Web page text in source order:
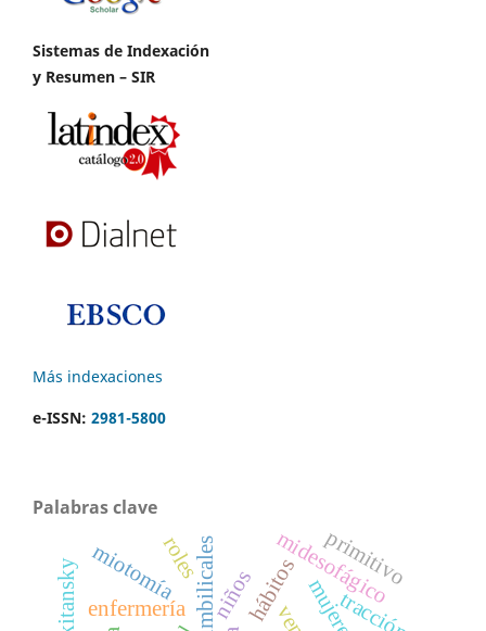
Sistemas de Indexación
y Resumen – SIR
Más indexaciones
e-ISSN: 2981-5800
Palabras clave
enfermería midesofágico
miotomía
tracción
niños
primitivo
hábitos
roles